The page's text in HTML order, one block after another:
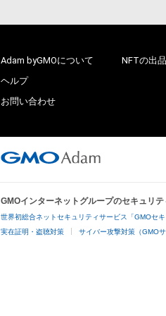
Adam byGMOについて
ヘルプ
お問い合わせ
NFTの出品
GMOインターネットグループのセキュリ
世界初総合ネットセキュリティサービス「GMOセキ
実在証明・盗聴対策 サイバー攻撃対策（GMO